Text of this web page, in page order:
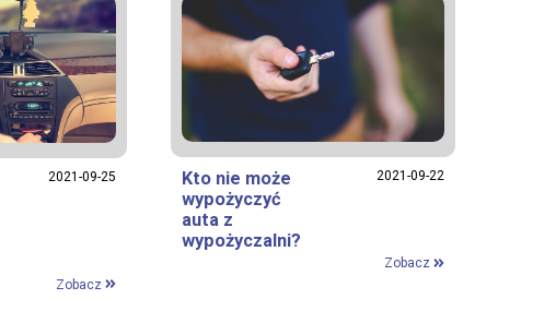
2021-09-25
Zobacz
Kto nie może
wypożyczyć
auta z
wypożyczalni?
2021-09-22
Zobacz